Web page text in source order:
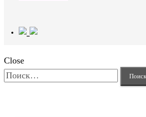
Close
Найти: